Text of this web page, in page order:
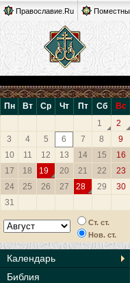
Православие.Ru
Пн Вт Ср Чт Пт Сб
Вс
1
2
3
4 5 6 7 8
9
10
11 12 13 14 15
16
17
18 19 20 21 22
23
24
25 26 27 28 29
30
31
Ст. ст.
Нов. ст.
Календарь
Библия